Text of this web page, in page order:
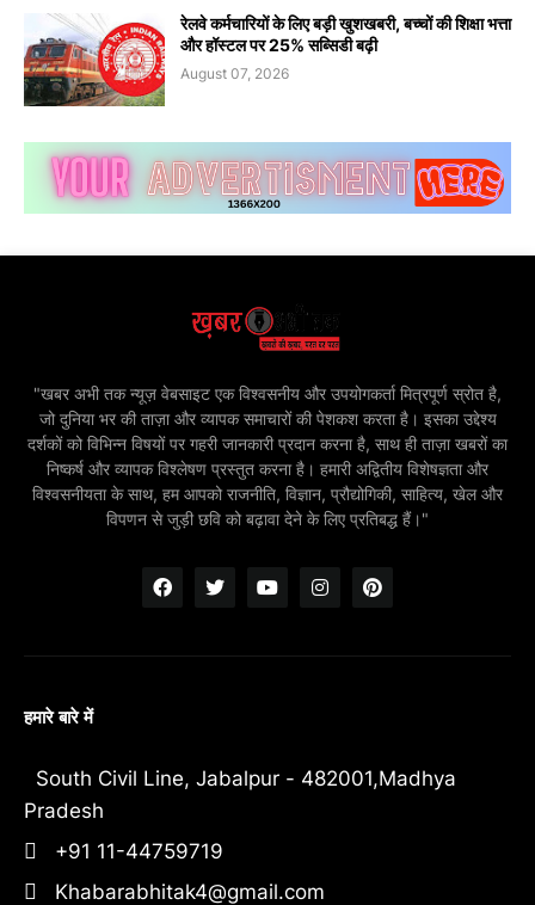
रेलवे कर्मचारियों के लिए बड़ी खुशखबरी, बच्चों की शिक्षा भत्ता
और हॉस्टल पर 25% सब्सिडी बढ़ी
August 07, 2026
"खबर अभी तक न्यूज़ वेबसाइट एक विश्वसनीय और उपयोगकर्ता मित्रपूर्ण स्रोत है,
जो दुनिया भर की ताज़ा और व्यापक समाचारों की पेशकश करता है। इसका उद्देश्य
दर्शकों को विभिन्न विषयों पर गहरी जानकारी प्रदान करना है, साथ ही ताज़ा खबरों का
निष्कर्ष और व्यापक विश्लेषण प्रस्तुत करना है। हमारी अद्वितीय विशेषज्ञता और
विश्वसनीयता के साथ, हम आपको राजनीति, विज्ञान, प्रौद्योगिकी, साहित्य, खेल और
विपणन से जुड़ी छवि को बढ़ावा देने के लिए प्रतिबद्ध हैं।"
हमारे बारे में
South Civil Line, Jabalpur - 482001,Madhya
Pradesh
+91 11-44759719
Khabarabhitak4@gmail.com